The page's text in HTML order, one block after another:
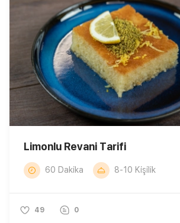
Limonlu Revani Tarifi
60 Dakika 8-10 Kişilik
49 0